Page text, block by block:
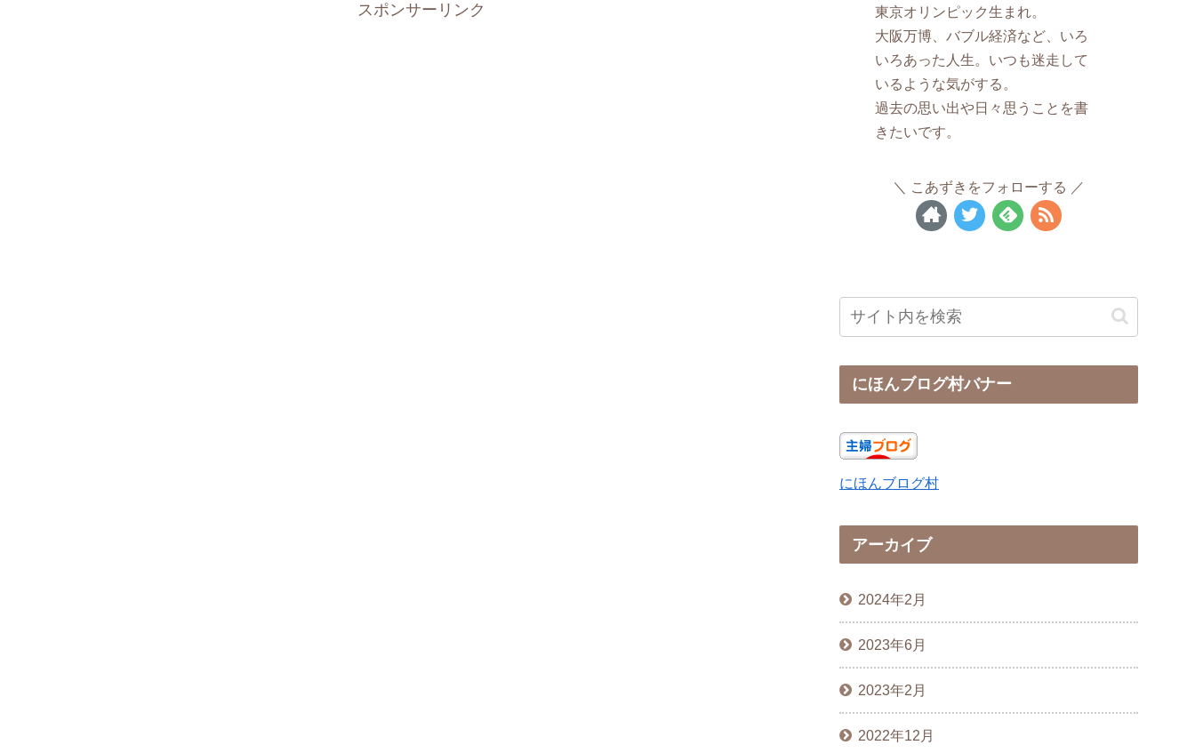
スポンサーリンク
東京オリンピック生まれ。
大阪万博、バブル経済など、いろ
いろあった人生。いつも迷走して
いるような気がする。
過去の思い出や日々思うことを書
きたいです。
こあずきをフォローする
にほんブログ村バナー
にほんブログ村
アーカイブ
2024年2月
2023年6月
2023年2月
2022年12月